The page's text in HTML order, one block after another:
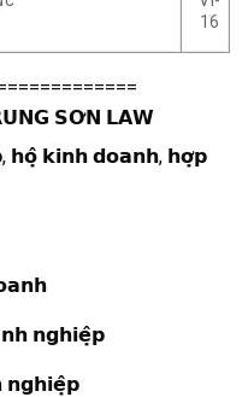
16
𝗦𝗢̛𝗡 𝗟𝗔𝗪
𝗵𝗼̣̂ 𝗸𝗶𝗻𝗵 𝗱𝗼𝗮𝗻𝗵, 𝗵𝗼̛̣𝗽
𝗻𝗴𝗵𝗶𝗲̣̂𝗽
𝗻𝗴𝗵𝗶𝗲̣̂𝗽